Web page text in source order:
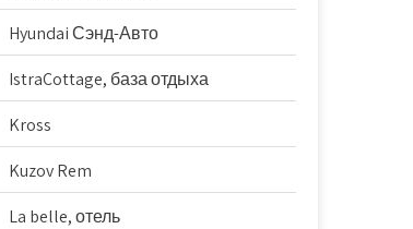
Hyundai Сэнд-Авто
IstraCottage, база отдыха
Kross
Kuzov Rem
La belle, отель